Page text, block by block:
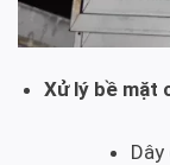
Xử lý bề mặt